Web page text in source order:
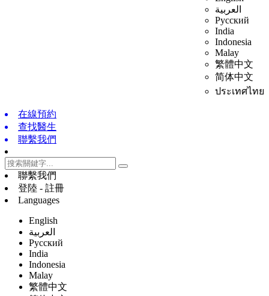
العربية
Русский
India
Indonesia
Malay
繁體中文
简体中文
ประเทศไทย
在線預約
查找醫生
聯繫我們
聯繫我們
登陸 - 註冊
Languages
English
العربية
Русский
India
Indonesia
Malay
繁體中文